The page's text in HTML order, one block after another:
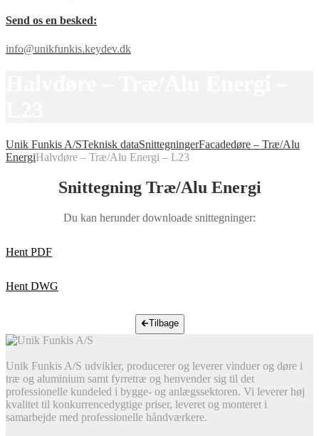
Send os en besked:
info@unikfunkis.keydev.dk
Unik Funkis A/STeknisk dataSnittegningerFacadedøre – Træ/Alu
EnergiHalvdøre – Træ/Alu Energi – L23
Snittegning Træ/Alu Energi
Du kan herunder downloade snittegninger:
Hent PDF
Hent DWG
🡰Tilbage
Unik Funkis A/S udvikler, producerer og leverer vinduer og døre i
træ og aluminium samt fyrretræ og henvender sig til det
professionelle kundeled i bygge- og anlægssektoren. Vi leverer høj
kvalitet til konkurrencedygtige priser, leveret og monteret i
samarbejde med professionelle håndværkere.